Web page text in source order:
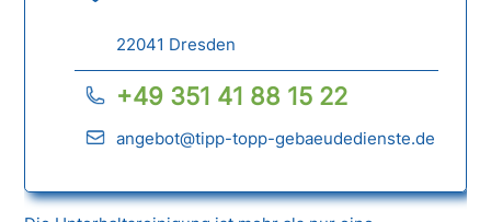
22041 Dresden
+49 351 41 88 15 22
angebot@tipp-topp-gebaeudedienste.de